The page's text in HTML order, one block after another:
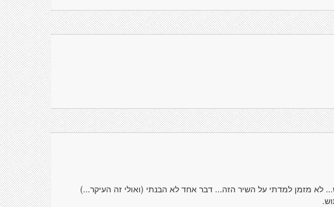
לא מזמן למדתי על השיר הזה... דבר אחד לא הבנתי (ואולי זה העיקר...)